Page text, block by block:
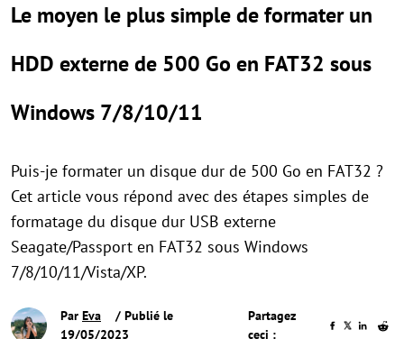
Le moyen le plus simple de formater un
HDD externe de 500 Go en FAT32 sous
Windows 7/8/10/11
Puis-je formater un disque dur de 500 Go en FAT32 ?
Cet article vous répond avec des étapes simples de
formatage du disque dur USB externe
Seagate/Passport en FAT32 sous Windows
7/8/10/11/Vista/XP.
Par Eva
/ Publié le
19/05/2023
Partagez
ceci :